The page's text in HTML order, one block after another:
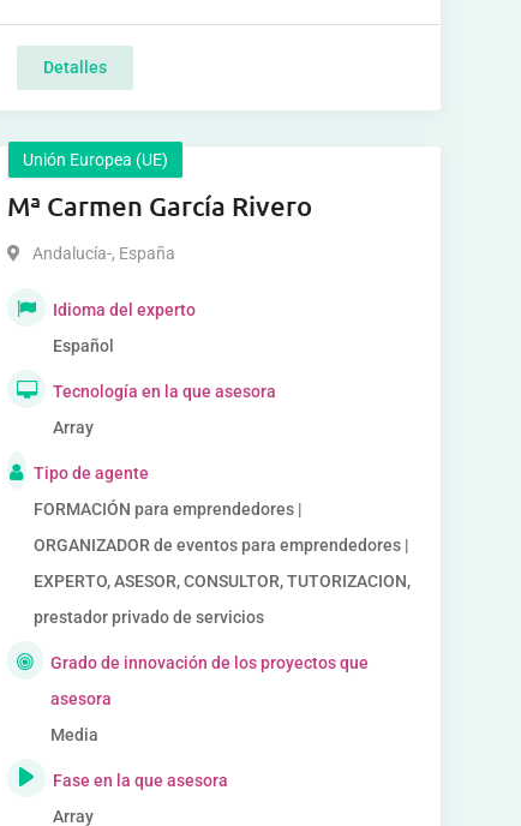
Detalles
Unión Europea (UE)
Mª Carmen García Rivero
Andalucía-, España
Idioma del experto
Español
Tecnología en la que asesora
Array
Tipo de agente
FORMACIÓN para emprendedores |
ORGANIZADOR de eventos para emprendedores |
EXPERTO, ASESOR, CONSULTOR, TUTORIZACION,
prestador privado de servicios
Grado de innovación de los proyectos que
asesora
Media
Fase en la que asesora
Array